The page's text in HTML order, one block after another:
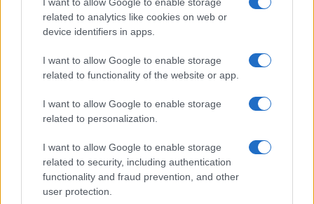
related to analytics like cookies on web or
device identifiers in apps.
I want to allow Google to enable storage
related to functionality of the website or app.
I want to allow Google to enable storage
related to personalization.
I want to allow Google to enable storage
related to security, including authentication
functionality and fraud prevention, and other
user protection.
CANI